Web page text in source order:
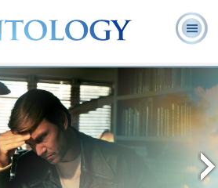
Voluntarios